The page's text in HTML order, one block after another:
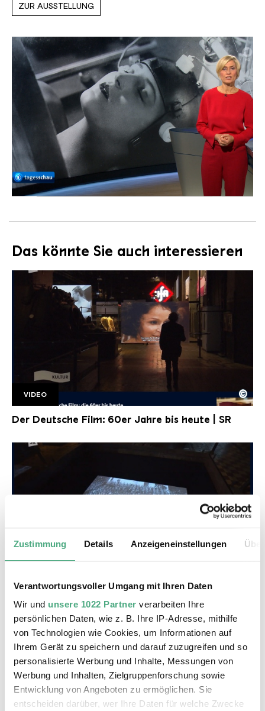
Zustimmung Details Anzeigeneinstellungen
Verantwortungsvoller Umgang mit Ihren Daten
Wir und unsere 1022 Partner verarbeiten Ihre
persönlichen Daten, wie z. B. Ihre IP-Adresse, mithilfe
von Technologien wie Cookies, um Informationen auf
Ihrem Gerät zu speichern und darauf zuzugreifen und so
personalisierte Werbung und Inhalte, Messungen von
Werbung und Inhalten, Zielgruppenforschung sowie
Entwicklung von Angeboten zu ermöglichen. Sie
entscheiden darüber, wer Ihre Daten für welche Zwecke
ZUR AUSSTELLUNG
Das könnte Sie auch interessieren
WIMS 15 11 DDF
Copyright: Saarländischer Rundfunk
©
VIDEO
Der Deutsche Film: 60er Jahre bis heute | SR
Der deutsche Film: Von den Nazis bis in die 60er |
SR